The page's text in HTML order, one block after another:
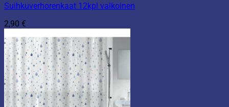
Suihkuverhorenkaat 12kpl valkoinen
2,90 €